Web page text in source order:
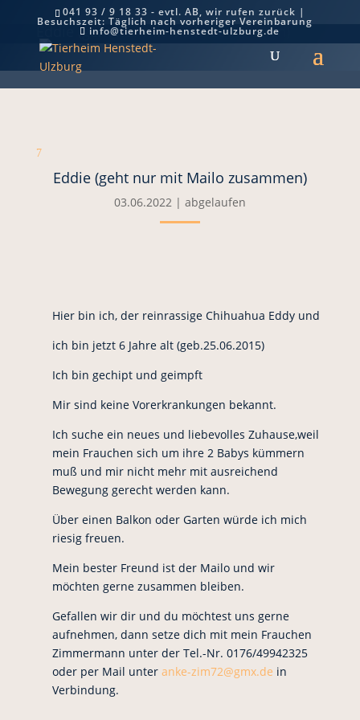
041 93 / 9 18 33 - evtl. AB, wir rufen zurück |
Besuchszeit: Täglich nach vorheriger Vereinbarung
info@tierheim-henstedt-ulzburg.de
Eddie (geht nur mit Mailo zusammen)
7
Eddie (geht nur mit Mailo zusammen)
03.06.2022| abgelaufen
Hier bin ich, der reinrassige Chihuahua Eddy und
ich bin jetzt 6 Jahre alt (geb.25.06.2015)
Ich bin gechipt und geimpft
Mir sind keine Vorerkrankungen bekannt.
Ich suche ein neues und liebevolles Zuhause,weil
mein Frauchen sich um ihre 2 Babys kümmern
muß und mir nicht mehr mit ausreichend
Bewegung gerecht werden kann.
Über einen Balkon oder Garten würde ich mich
riesig freuen.
Mein bester Freund ist der Mailo und wir
möchten gerne zusammen bleiben.
Gefallen wir dir und du möchtest uns gerne
aufnehmen, dann setze dich mit mein Frauchen
Zimmermann unter der Tel.-Nr. 0176/49942325
oder per Mail unter anke-zim72@gmx.de in
Verbindung.